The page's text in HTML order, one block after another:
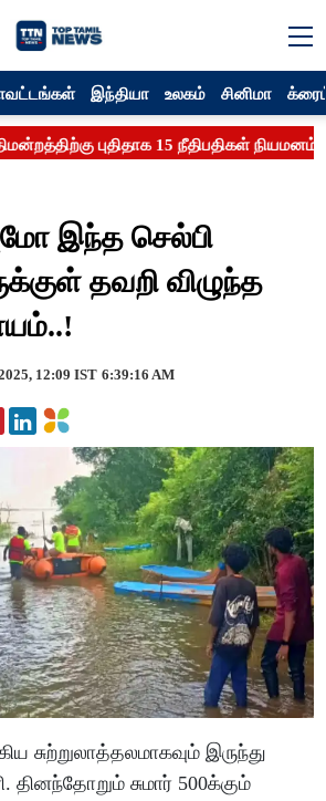
இந்தியா உலகம் சினிமா
இந்த செல்பி
தவறி விழுந்த
12:09 IST 6:39:16 AM
சுற்றுலாத்தலமாகவும் இருந்து
தினந்தோறும் சுமார் 500க்கும்